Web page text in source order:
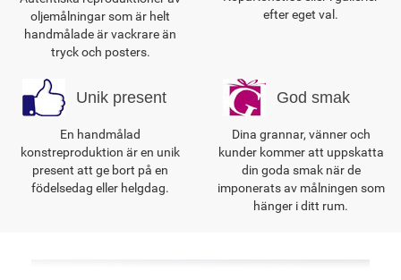
oljemålningar som är helt
handmålade är vackrare än
tryck och posters.
efter eget val.
Unik present
En handmålad
konstreproduktion är en unik
present att ge bort på en
födelsedag eller helgdag.
God smak
Dina grannar, vänner och
kunder kommer att uppskatta
din goda smak när de
imponerats av målningen som
hänger i ditt rum.